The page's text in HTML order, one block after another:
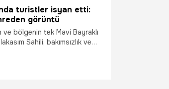
turistler isyan etti:
görüntü
bölgenin tek Mavi Bayraklı
Sahili, bakımsızlık ve